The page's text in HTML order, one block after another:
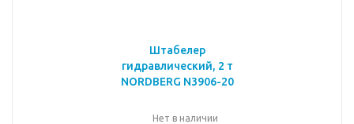
Штабелер
гидравлический, 2 т
NORDBERG N3906-20
Нет в наличии